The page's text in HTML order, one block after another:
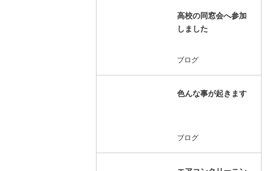
高校の同窓会へ参加
しました
ブログ
色んな事が起きます
ブログ